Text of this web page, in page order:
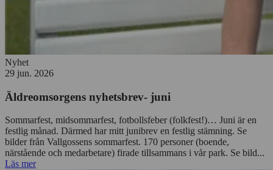
Nyhet
29 jun. 2026
Äldreomsorgens nyhetsbrev- juni
Sommarfest, midsommarfest, fotbollsfeber (folkfest!)… Juni är en
festlig månad. Därmed har mitt junibrev en festlig stämning. Se
bilder från Vallgossens sommarfest. 170 personer (boende,
närstående och medarbetare) firade tillsammans i vår park. Se bild...
Läs mer